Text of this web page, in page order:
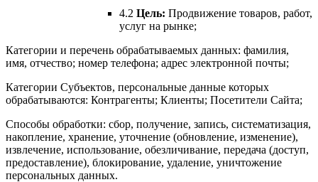
4.2 Цель: Продвижение товаров, работ,
услуг на рынке;
Категории и перечень обрабатываемых данных: фамилия,
имя, отчество; номер телефона; адрес электронной почты;
Категории Субъектов, персональные данные которых
обрабатываются: Контрагенты; Клиенты; Посетители Сайта;
Способы обработки: сбор, получение, запись, систематизация,
накопление, хранение, уточнение (обновление, изменение),
извлечение, использование, обезличивание, передача (доступ,
предоставление), блокирование, удаление, уничтожение
персональных данных.